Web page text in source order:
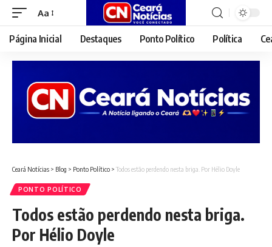
Font
Resizer
Aa
Página Inicial Destaques Ponto Político Política
Ceará Notícias > Blog > Ponto Político > Todos estão perdendo nesta briga. Por Hélio Doyle
PONTO POLÍTICO
Todos estão perdendo nesta briga.
Por Hélio Doyle